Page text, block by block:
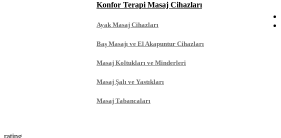
Konfor Terapi Masaj Cihazları
Ayak Masaj Cihazları
Baş Masajı ve El Akapuntur Cihazları
Masaj Koltukları ve Minderleri
Masaj Şalı ve Yastıkları
Masaj Tabancaları
rating